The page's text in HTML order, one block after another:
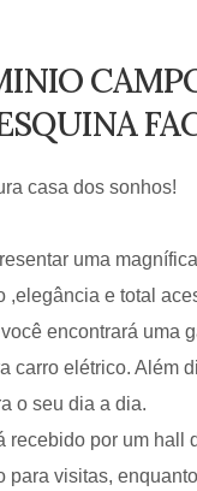
casa dos sonhos!
uma
,elegância e total
encontrará uma
carro elétrico. Além
o seu dia a dia.
recebido por um
para visitas,